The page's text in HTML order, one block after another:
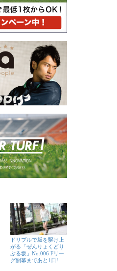
ドリブルで坂を駆け上
がる「ぜんりょくどり
ぶる坂」No.006 Fリー
グ開幕まであと1日!